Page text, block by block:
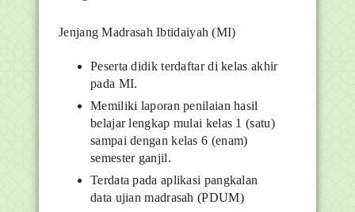
Jenjang Madrasah Ibtidaiyah (MI)
Peserta didik terdaftar di kelas akhir
pada MI.
Memiliki laporan penilaian hasil
belajar lengkap mulai kelas 1 (satu)
sampai dengan kelas 6 (enam)
semester ganjil.
Terdata pada aplikasi pangkalan
data ujian madrasah (PDUM)